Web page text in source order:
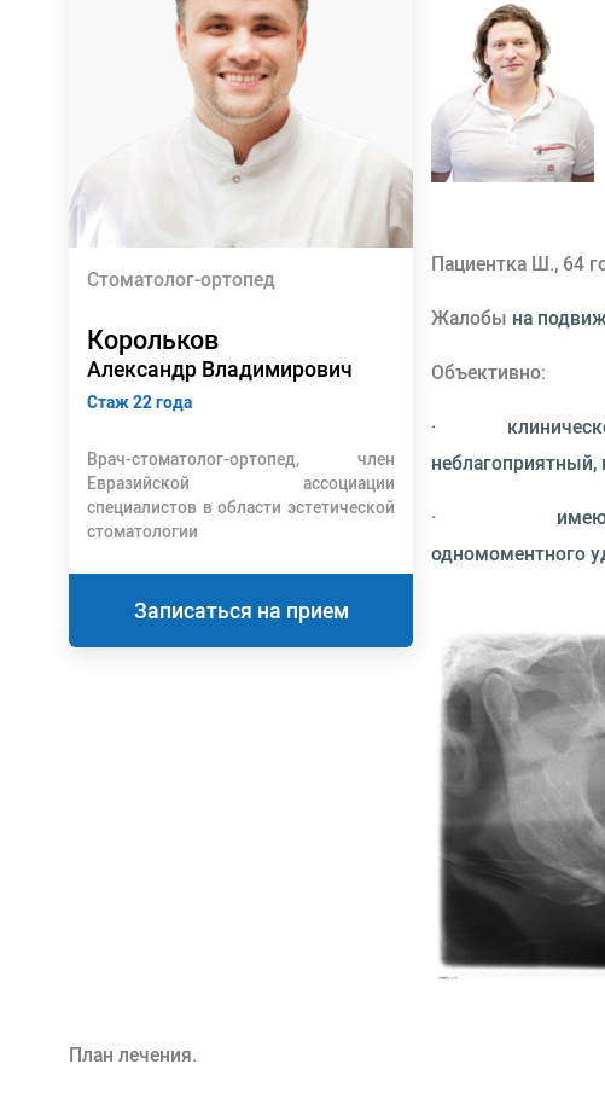
Стоматолог-ортопед
Корольков
Александр Владимирович
Стаж 22 года
Врач-стоматолог-ортопед, член
Евразийской ассоциации
специалистов в области эстетической
стоматологии
Записаться на прием
Пациентка Ш., 64
Жалобы на
Объективно:
· клиническое и
· имеются
одномоментного
План лечения.